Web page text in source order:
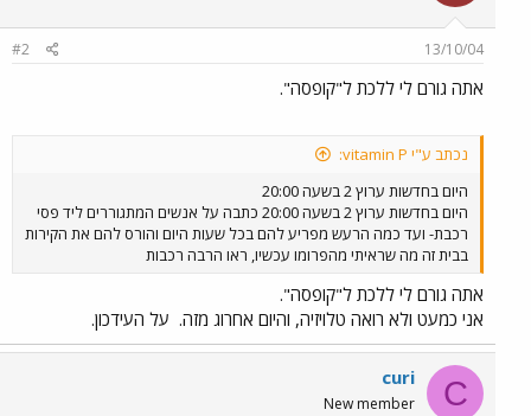
13/10/04
#2
אתה גורם לי ללכת ל"קופסה".
נכתב ע"י vitamin P:
היום בחדשות ערוץ 2 בשעה 20:00
היום בחדשות ערוץ 2 בשעה 20:00 כתבה על אנשים המתגוררים ליד פסי
רכבת- ועד כמה הרעש מפריע להם בכל שעות היום והורס להם את הקירות
בבית זה מה שראיתי מהפרומו עכשיו, ראו הרבה רכבות
אתה גורם לי ללכת ל"קופסה".
אני כמעט ולא רואה טלויזיה, והיום אחרוג מזה. על העידכון.
C
curi
New member